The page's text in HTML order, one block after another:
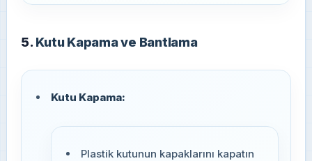
5. Kutu Kapama ve Bantlama
Kutu Kapama:
Plastik kutunun kapaklarını kapatın